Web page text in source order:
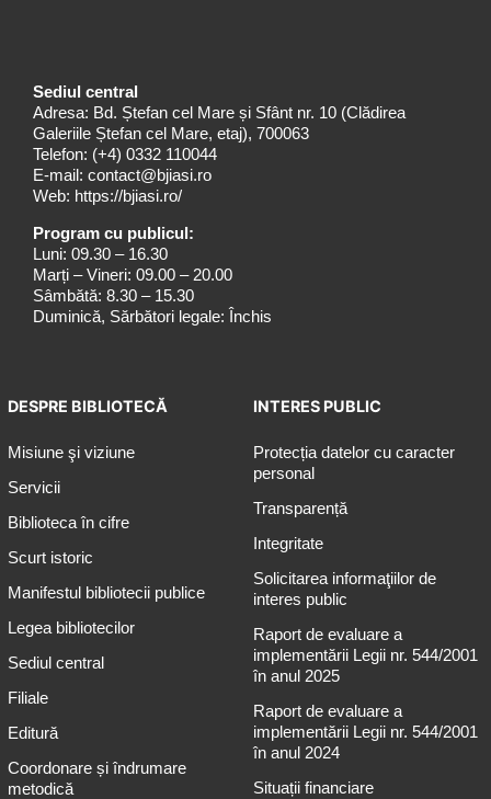
Sediul central
Adresa: Bd. Ștefan cel Mare și Sfânt nr. 10 (Clădirea
Galeriile Ștefan cel Mare, etaj), 700063
Telefon: (+4) 0332 110044
E-mail: contact@bjiasi.ro
Web: https://bjiasi.ro/
Program cu publicul:
Luni: 09.30 – 16.30
Marți – Vineri: 09.00 – 20.00
Sâmbătă: 8.30 – 15.30
Duminică, Sărbători legale: Închis
DESPRE BIBLIOTECĂ
Misiune şi viziune
Servicii
Biblioteca în cifre
Scurt istoric
Manifestul bibliotecii publice
Legea bibliotecilor
Sediul central
Filiale
Editură
Coordonare și îndrumare
metodică
INTERES PUBLIC
Protecția datelor cu caracter
personal
Transparență
Integritate
Solicitarea informaţiilor de
interes public
Raport de evaluare a
implementării Legii nr. 544/2001
în anul 2025
Raport de evaluare a
implementării Legii nr. 544/2001
în anul 2024
Situații financiare